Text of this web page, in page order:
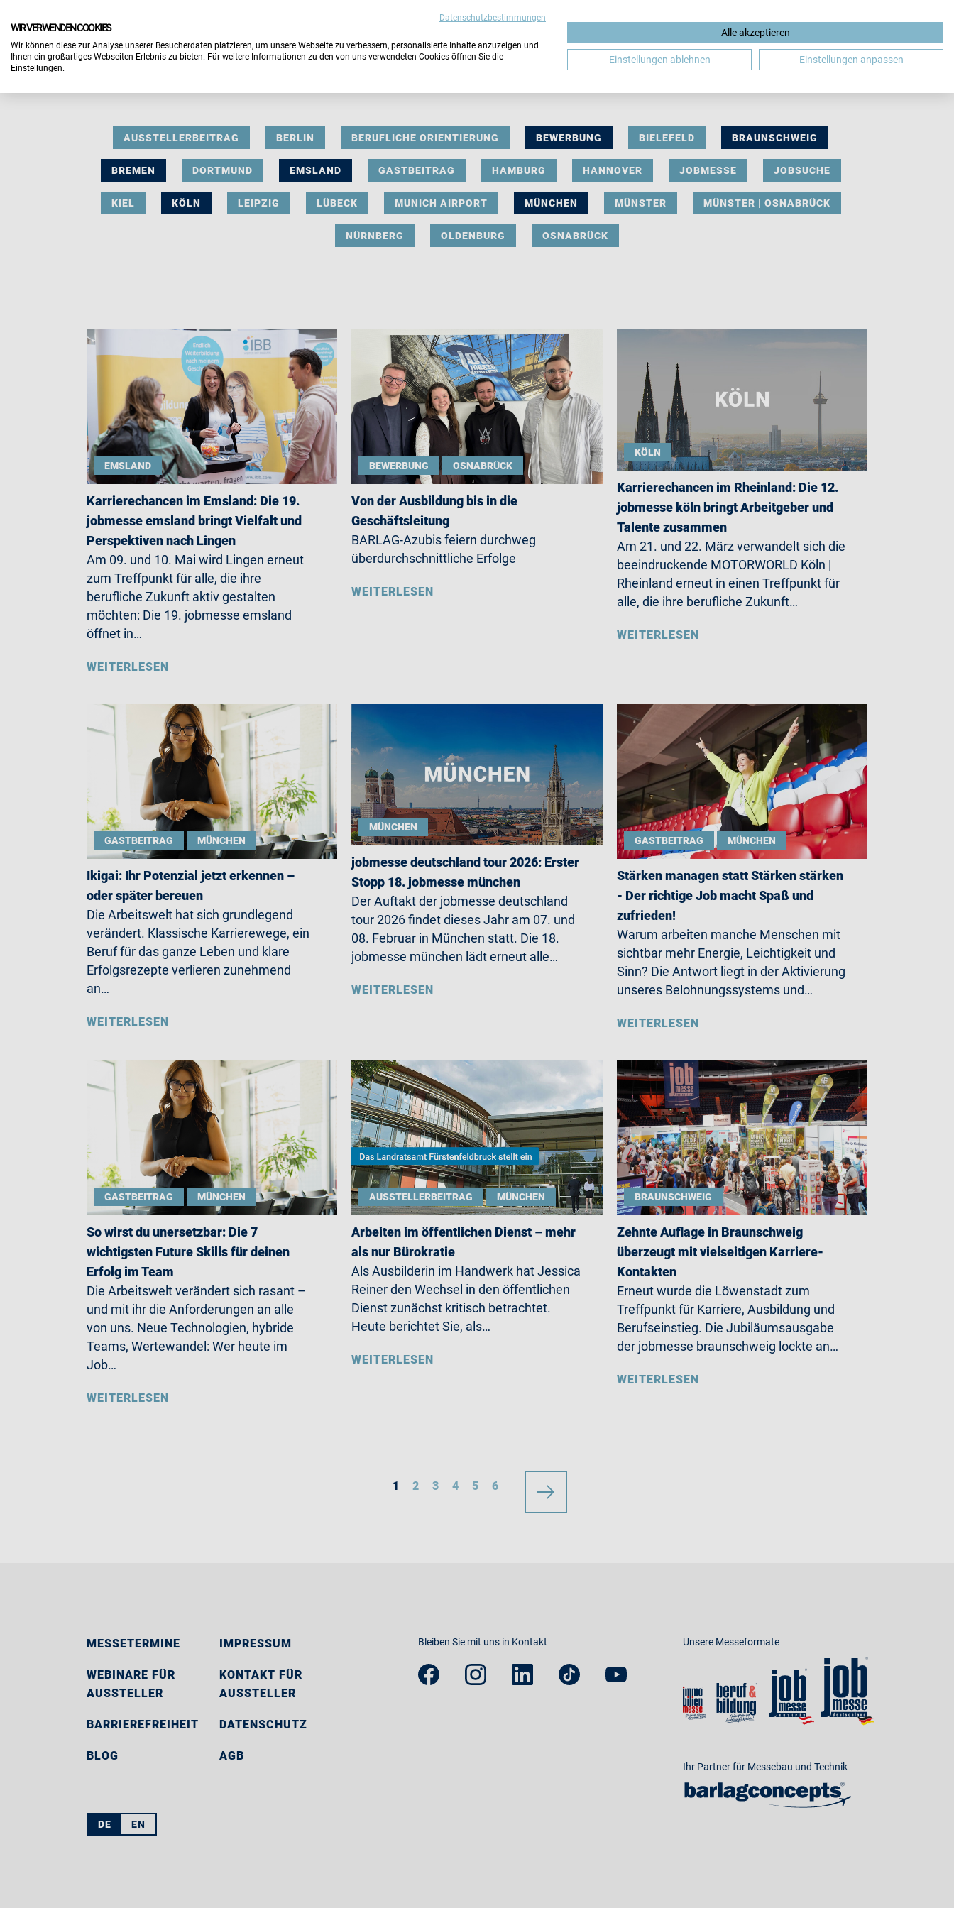
DE
AUSSTELLERBEITRAG BERLIN BERUFLICHE ORIENTIERUNG BEWERBUNG BIELEFELD BRAUNSCHWEIG
BREMEN DORTMUND EMSLAND GASTBEITRAG HAMBURG HANNOVER JOBMESSE JOBSUCHE
KIEL KÖLN LEIPZIG LÜBECK MUNICH AIRPORT MÜNCHEN MÜNSTER MÜNSTER | OSNABRÜCK
NÜRNBERG OLDENBURG OSNABRÜCK
EMSLAND
Karrierechancen im Emsland: Die 19.
jobmesse emsland bringt Vielfalt und
Perspektiven nach Lingen
Am 09. und 10. Mai wird Lingen erneut
zum Treffpunkt für alle, die ihre
berufliche Zukunft aktiv gestalten
möchten: Die 19. jobmesse emsland
öffnet in…
WEITERLESEN
BEWERBUNG OSNABRÜCK
Von der Ausbildung bis in die
Geschäftsleitung
BARLAG-Azubis feiern durchweg
überdurchschnittliche Erfolge
WEITERLESEN
KÖLN
Karrierechancen im Rheinland: Die 12.
jobmesse köln bringt Arbeitgeber und
Talente zusammen
Am 21. und 22. März verwandelt sich die
beeindruckende MOTORWORLD Köln |
Rheinland erneut in einen Treffpunkt für
alle, die ihre berufliche Zukunft…
WEITERLESEN
GASTBEITRAG MÜNCHEN
Ikigai: Ihr Potenzial jetzt erkennen –
oder später bereuen
Die Arbeitswelt hat sich grundlegend
verändert. Klassische Karrierewege, ein
Beruf für das ganze Leben und klare
Erfolgsrezepte verlieren zunehmend
an…
WEITERLESEN
MÜNCHEN
jobmesse deutschland tour 2026: Erster
Stopp 18. jobmesse münchen
Der Auftakt der jobmesse deutschland
tour 2026 findet dieses Jahr am 07. und
08. Februar in München statt. Die 18.
jobmesse münchen lädt erneut alle…
WEITERLESEN
GASTBEITRAG MÜNCHEN
Stärken managen statt Stärken stärken
- Der richtige Job macht Spaß und
zufrieden!
Warum arbeiten manche Menschen mit
sichtbar mehr Energie, Leichtigkeit und
Sinn? Die Antwort liegt in der Aktivierung
unseres Belohnungssystems und…
WEITERLESEN
GASTBEITRAG MÜNCHEN
So wirst du unersetzbar: Die 7
wichtigsten Future Skills für deinen
Erfolg im Team
Die Arbeitswelt verändert sich rasant –
und mit ihr die Anforderungen an alle
von uns. Neue Technologien, hybride
Teams, Wertewandel: Wer heute im
Job…
WEITERLESEN
AUSSTELLERBEITRAG MÜNCHEN
Arbeiten im öffentlichen Dienst – mehr
als nur Bürokratie
Als Ausbilderin im Handwerk hat Jessica
Reiner den Wechsel in den öffentlichen
Dienst zunächst kritisch betrachtet.
Heute berichtet Sie, als…
WEITERLESEN
BRAUNSCHWEIG
Zehnte Auflage in Braunschweig
überzeugt mit vielseitigen Karriere-
Kontakten
Erneut wurde die Löwenstadt zum
Treffpunkt für Karriere, Ausbildung und
Berufseinstieg. Die Jubiläumsausgabe
der jobmesse braunschweig lockte an…
WEITERLESEN
1 2 3 4 5 6
MESSETERMINE
WEBINARE FÜR
AUSSTELLER
BARRIEREFREIHEIT
BLOG
IMPRESSUM
KONTAKT FÜR
AUSSTELLER
DATENSCHUTZ
AGB
Bleiben Sie mit uns in Kontakt Unsere Messeformate
Ihr Partner für Messebau und Technik
DE EN
Datenschutzbestimmungen
WIR VERWENDEN COOKIES
Wir können diese zur Analyse unserer Besucherdaten platzieren, um unsere Webseite zu verbessern, personalisierte Inhalte anzuzeigen und
Ihnen ein großartiges Webseiten-Erlebnis zu bieten. Für weitere Informationen zu den von uns verwendeten Cookies öffnen Sie die
Einstellungen.
Alle akzeptieren
Einstellungen ablehnen Einstellungen anpassen